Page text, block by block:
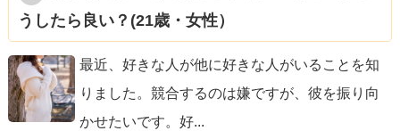
うしたら良い？(21歳・女性）
最近、好きな人が他に好きな人がいることを知
りました。競合するのは嫌ですが、彼を振り向
かせたいです。好...